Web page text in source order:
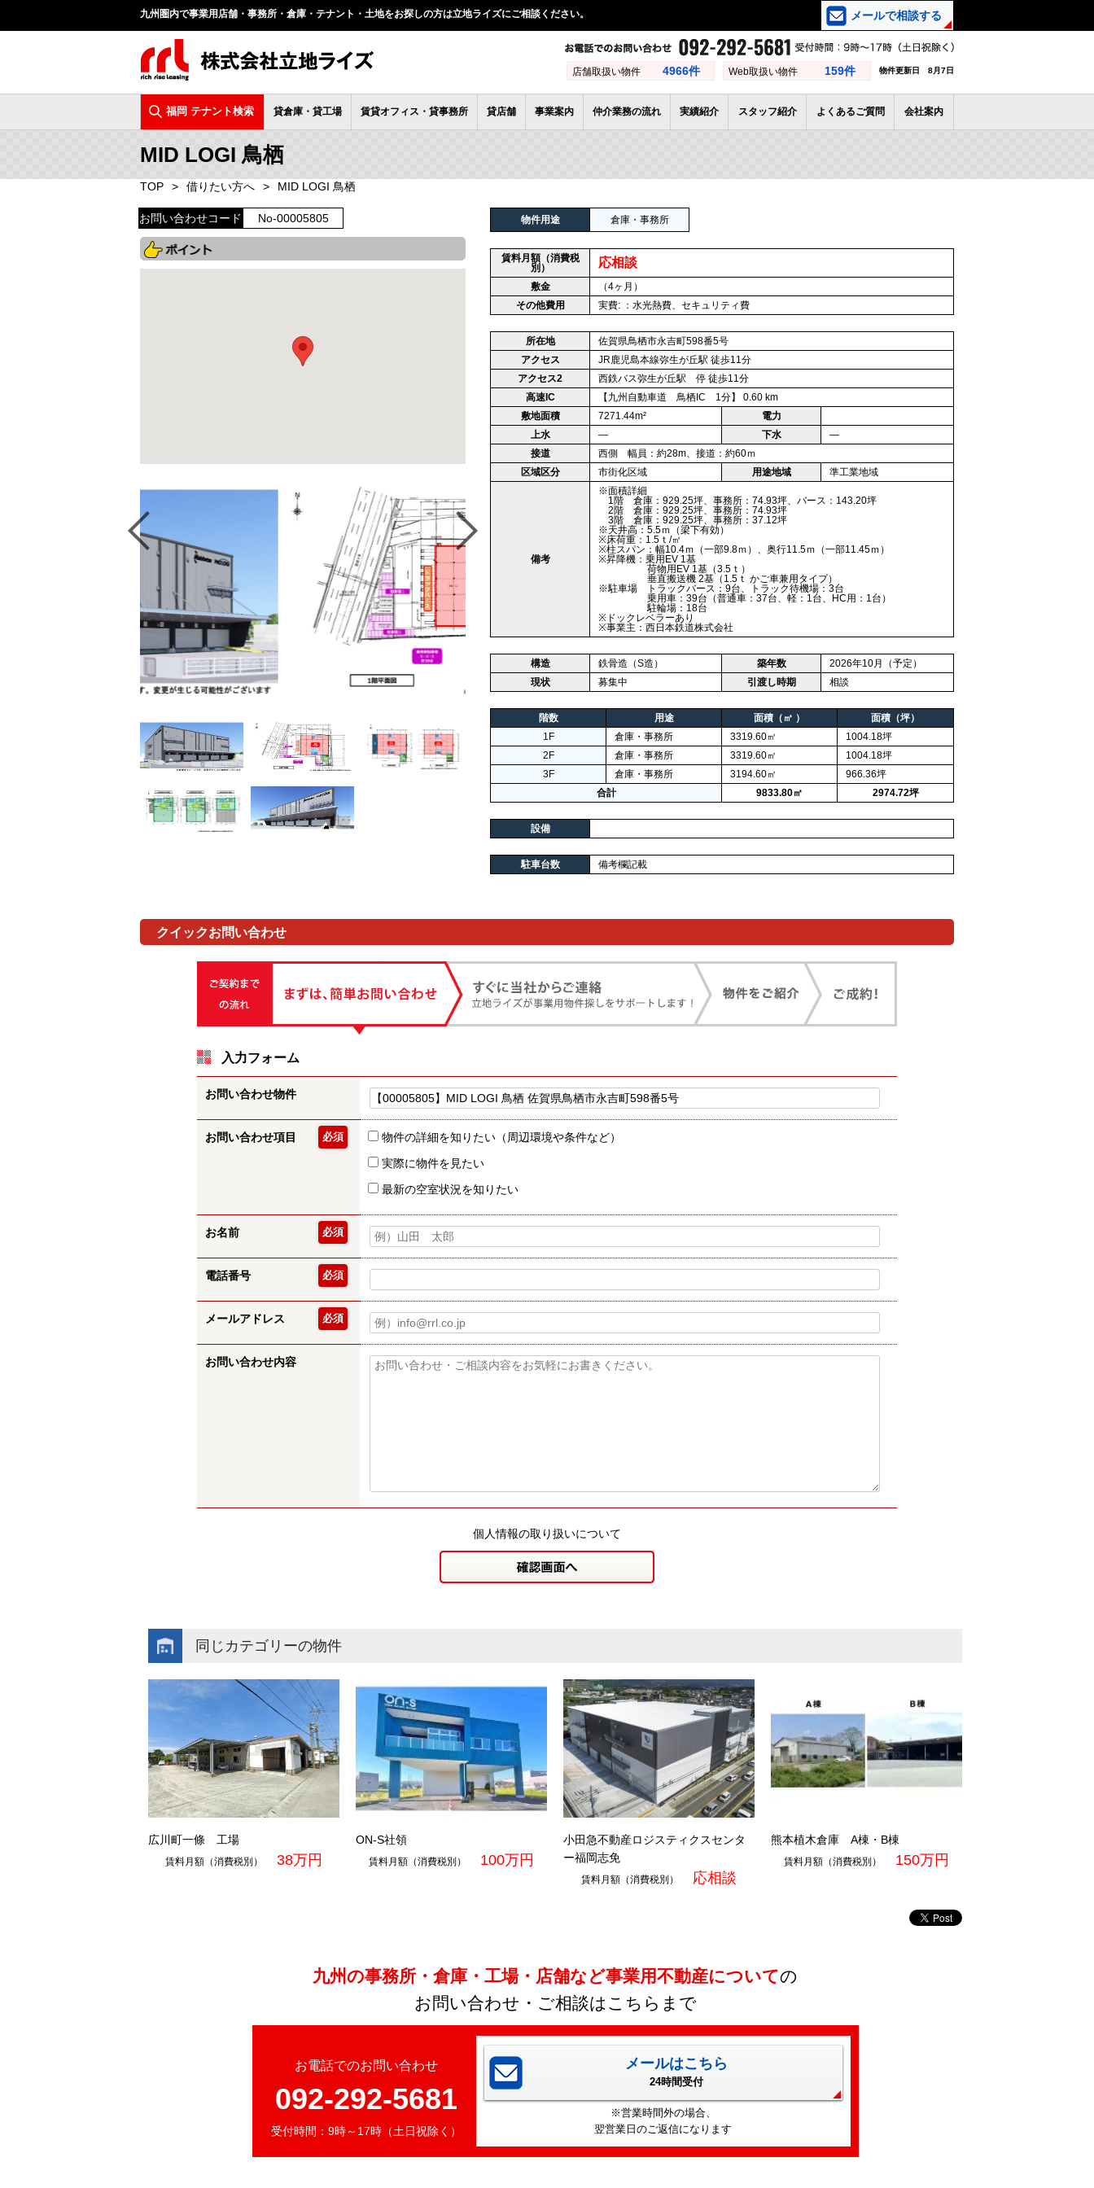
九州圏内で事業用店舗・事務所・倉庫・テナント・土地をお探しの方は立地ライズにご相談ください。 メールで相談する
店舗取扱い物件 4966件 Web取扱い物件 159件 物件更新日 8月7日
福岡 テナント検索 貸倉庫・貸工場 賃貸オフィス・貸事務所 貸店舗 事業案内 仲介業務の流れ 実績紹介 スタッフ紹介 よくあるご質問 会社案内
MID LOGI 鳥栖
TOP 借りたい方へ MID LOGI 鳥栖
お問い合わせコード No-00005805 物件用途 倉庫・事務所
賃料月額（消費税
別）
応相談
敷金
（4ヶ月）
その他費用
実費: ：水光熱費、セキュリティ費
所在地
佐賀県鳥栖市永吉町598番5号
アクセス
JR鹿児島本線弥生が丘駅 徒歩11分
アクセス2
西鉄バス弥生が丘駅 停 徒歩11分
高速IC
【九州自動車道 鳥栖IC 1分】 0.60 km
敷地面積
7271.44m²
電力
上水
― 下水
―
接道
西側 幅員：約28m、接道：約60ｍ
区域区分
市街化区域 用途地域 準工業地域
備考
※面積詳細
1階 倉庫：929.25坪、事務所：74.93坪、バース：143.20坪
2階 倉庫：929.25坪、事務所：74.93坪
3階 倉庫：929.25坪、事務所：37.12坪
※天井高：5.5ｍ（梁下有効）
※床荷重：1.5ｔ/㎡
※柱スパン：幅10.4ｍ（一部9.8ｍ）、奥行11.5ｍ（一部11.45ｍ）
※昇降機：乗用EV 1基
荷物用EV 1基（3.5ｔ）
垂直搬送機 2基（1.5ｔ かご車兼用タイプ）
※駐車場 トラックバース：9台、トラック待機場：3台
乗用車：39台（普通車：37台、軽：1台、HC用：1台）
駐輪場：18台
※ドックレベラーあり
※事業主：西日本鉄道株式会社
構造 鉄骨造（S造） 築年数
2026年10月（予定）
現状
募集中 引渡し時期 相談
階数 用途 面積（㎡ ）
面積（坪）
1F
倉庫・事務所 3319.60㎡
1004.18坪
2F
倉庫・事務所 3319.60㎡
1004.18坪
3F
倉庫・事務所 3194.60㎡
966.36坪
合計
9833.80㎡ 2974.72坪
設備
駐車台数 備考欄記載
クイックお問い合わせ
入力フォーム
お問い合わせ物件
お問い合わせ項目 必須
物件の詳細を知りたい（周辺環境や条件など）
実際に物件を見たい
最新の空室状況を知りたい
お名前 必須
電話番号 必須
メールアドレス 必須
お問い合わせ内容
個人情報の取り扱いについて
同じカテゴリーの物件
広川町一條 工場
賃料月額（消費税別） 38万円
ON-S社領
賃料月額（消費税別） 100万円
小田急不動産ロジスティクスセンタ
ー福岡志免
賃料月額（消費税別） 応相談
熊本植木倉庫 A棟・B棟
賃料月額（消費税別） 150万円
九州の事務所・倉庫・工場・店舗など事業用不動産についての
お問い合わせ・ご相談はこちらまで
お電話でのお問い合わせ
092-292-5681
受付時間：9時～17時（土日祝除く）
メールはこちら
24時間受付
※営業時間外の場合、
翌営業日のご返信になります